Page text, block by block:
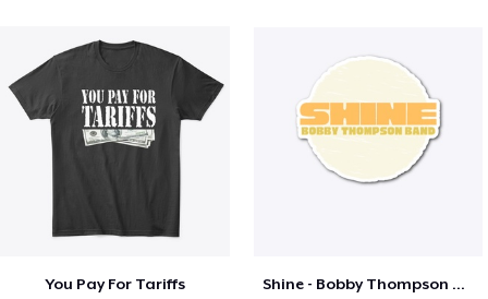
You Pay For Tariffs Shine - Bobby Thompson Band Merch